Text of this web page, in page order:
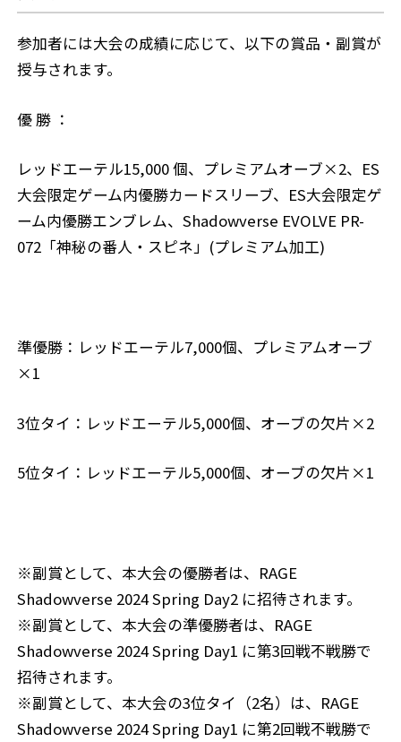
参加者には大会の成績に応じて、以下の賞品・副賞が
授与されます。
優 勝 ：
レッドエーテル15,000 個、プレミアムオーブ×2、ES
大会限定ゲーム内優勝カードスリーブ、ES大会限定ゲ
ーム内優勝エンブレム、Shadowverse EVOLVE PR-
072「神秘の番人・スピネ」(プレミアム加工)
準優勝：レッドエーテル7,000個、プレミアムオーブ
×1
3位タイ：レッドエーテル5,000個、オーブの欠片×2
5位タイ：レッドエーテル5,000個、オーブの欠片×1
※副賞として、本大会の優勝者は、RAGE
Shadowverse 2024 Spring Day2 に招待されます。
※副賞として、本大会の準優勝者は、RAGE
Shadowverse 2024 Spring Day1 に第3回戦不戦勝で
招待されます。
※副賞として、本大会の3位タイ（2名）は、RAGE
Shadowverse 2024 Spring Day1 に第2回戦不戦勝で